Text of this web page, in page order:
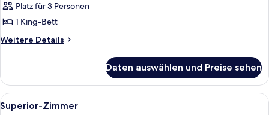
View)
anzeigen
(Tree
Line
für
Executive
Room,
Bed
anzeigen
Platz für 3 Personen
1 King-Bett
Weitere Details
Weitere
Room,
King
Daten auswählen und Preise sehen
Alle
Ein Hotelzimmer mit einem großen
7
Superior-Zimmer